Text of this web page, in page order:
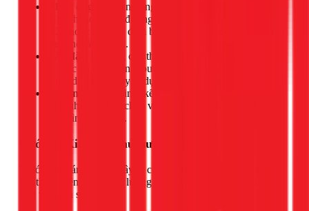
Sử dụng ống nhựa uPVC cứng (ống Bình
Minh hoặc tương đương) có đường kính tối thiểu là
Ø21 hoặc Ø27 để đảm bảo khả năng thoát nước tốt và
hạn chế tắc nghẽn.
Lắp đặt:
Đặt ống cẩn thận vào rãnh đã cắt, đảm bảo
độ dốc đã tính toán ở bước 1. Các đoạn nối ống phải
được dán keo chuyên dụng thật kỹ để chống rò rỉ.
Cố định:
Dùng đinh, kẽm hoặc cùm chuyên dụng để
cố định ống chắc chắn vào rãnh, tránh bị xê dịch trong
quá trình trám trét.
Bước 4: Kiểm tra thử nước và độ kín
Trước khi trám tường, đây là công đoạn không thể bỏ qua.
Kỹ thuật viên sẽ đổ một lượng nước vừa đủ vào đầu cao của
ống và quan sát: